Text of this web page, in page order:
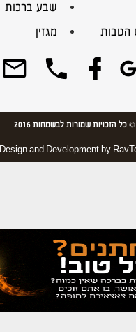
שבע ברכות
הטבות
מגזין
© כל הזכויות שמורות לבשמחות 2016
Design and Development by